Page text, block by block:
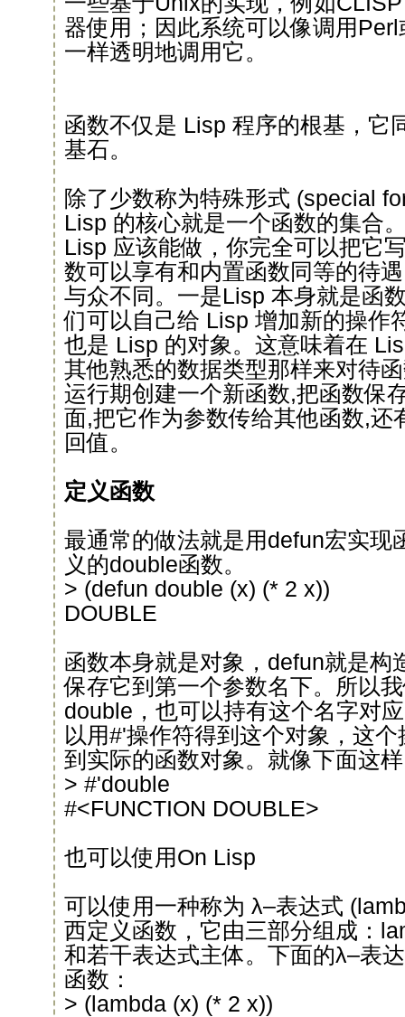
器使用；因此系统可以像调用
一样透明地调用它。
函数不仅是 Lisp 程序的根基，它
基石。
除了少数称为特殊形式 (special
Lisp 的核心就是一个函数的集合
Lisp 应该能做，你完全可以把它
数可以享有和内置函数同等的待
与众不同。一是Lisp 本身就是函
们可以自己给 Lisp 增加新的操作
也是 Lisp 的对象。这意味着在
其他熟悉的数据类型那样来对待
运行期创建一个新函数,把函数保
面,把它作为参数传给其他函数,还
回值。
定义函数
最通常的做法就是用defun宏实现
义的double函数。
> (defun double (x) (* 2 x))
DOUBLE
函数本身就是对象，defun就是构
保存它到第一个参数名下。所以
double，也可以持有这个名字对
以用#'操作符得到这个对象，这
到实际的函数对象。就像下面这
> #'double
#<FUNCTION DOUBLE>
也可以使用On Lisp
可以使用一种称为 λ–表达式
西定义函数，它由三部分组成：
和若干表达式主体。下面的λ–表
函数：
> (lambda (x) (* 2 x))